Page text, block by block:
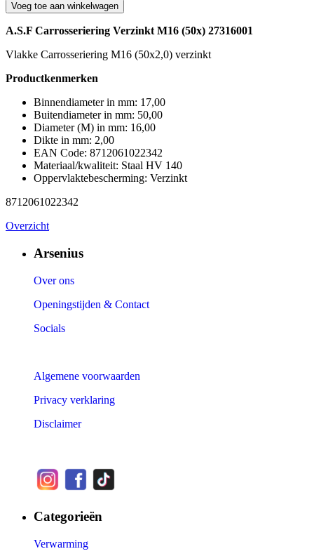
Voeg toe aan winkelwagen
A.S.F Carrosseriering Verzinkt M16 (50x) 27316001
Vlakke Carrosseriering M16 (50x2,0) verzinkt
Productkenmerken
Binnendiameter in mm: 17,00
Buitendiameter in mm: 50,00
Diameter (M) in mm: 16,00
Dikte in mm: 2,00
EAN Code: 8712061022342
Materiaal/kwaliteit: Staal HV 140
Oppervlaktebescherming: Verzinkt
8712061022342
Overzicht
Arsenius
Over ons
Openingstijden & Contact
Socials
Algemene voorwaarden
Privacy verklaring
Disclaimer
Categorieën
Verwarming